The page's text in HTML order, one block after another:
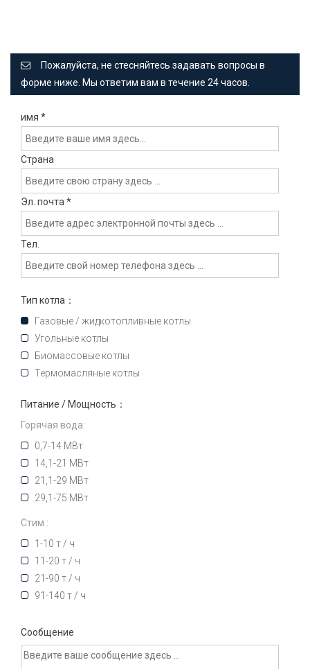
Пожалуйста, не стесняйтесь задавать вопросы в
форме ниже. Мы ответим вам в течение 24 часов.
имя *
Страна
Эл. почта *
Тел.
Тип котла：
Газовые / жидкотопливные котлы
Угольные котлы
Биомассовые котлы
Термомасляные котлы
Питание / Мощность：
Горячая вода:
0,7-14 МВт
14,1-21 МВт
21,1-29 МВт
29,1-75 МВт
Стим :
1-10 т / ч
11-20 т / ч
21-90 т / ч
91-140 т / ч
Сообщение